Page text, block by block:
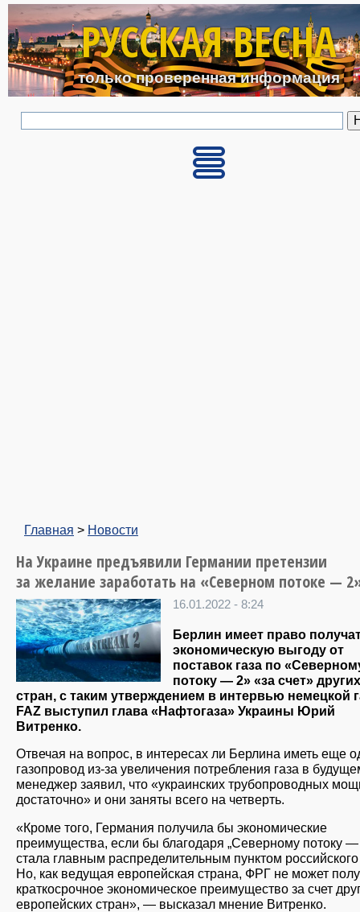
Перейти к основному
РУССКАЯ ВЕСНА
только проверенная информация
Главная > Новости
На Украине предъявили Германии претензии
за желание заработать на «Северном потоке —
16.01.2022 - 8:24
Берлин имеет право
экономическую выгоду от
поставок газа по
потоку — 2» «за счет» других
стран, с таким утверждением в интервью немецкой
FAZ выступил глава «Нафтогаза» Украины Юрий
Витренко.
Отвечая на вопрос, в интересах ли Берлина иметь еще
газопровод из-за увеличения потребления газа в
менеджер заявил, что «украинских трубопроводных
достаточно» и они заняты всего на четверть.
«Кроме того, Германия получила бы экономические
преимущества, если бы благодаря „Северному потоку —
стала главным распределительным пунктом российского
Но, как ведущая европейская страна, ФРГ не может
краткосрочное экономическое преимущество за счет
европейских стран», — высказал мнение Витренко.